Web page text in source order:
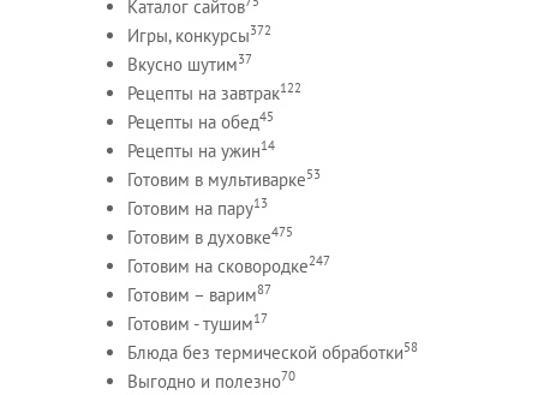
Каталог сайтов
Игры, конкурсы372
Вкусно шутим37
Рецепты на завтрак122
Рецепты на обед45
Рецепты на ужин14
Готовим в мультиварке53
Готовим на пару13
Готовим в духовке475
Готовим на сковородке247
Готовим – варим87
Готовим - тушим17
Блюда без термической обработки58
Выгодно и полезно70